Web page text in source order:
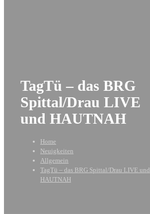
TagTü – das BRG
Spittal/Drau LIVE
und HAUTNAH
Home
Neuigkeiten
Allgemein
TagTü – das BRG Spittal/Drau LIVE und
HAUTNAH